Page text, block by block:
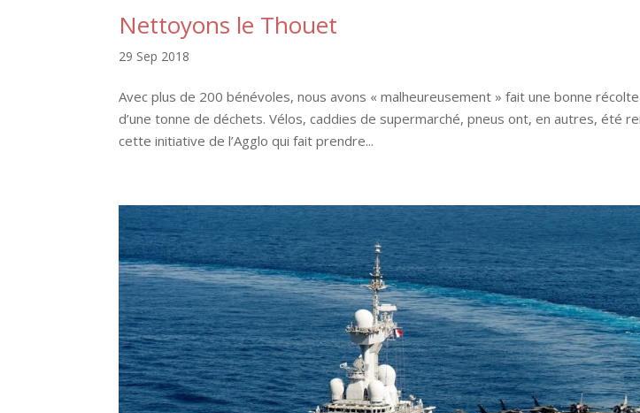
Nettoyons le Thouet
29 Sep 2018
Avec plus de 200 bénévoles, nous avons « malheureusement » fait une bonne
d’une tonne de déchets. Vélos, caddies de supermarché, pneus ont, en autres, été
cette initiative de l’Agglo qui fait prendre...